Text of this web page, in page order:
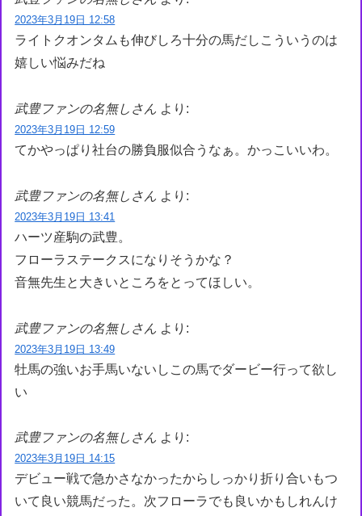
2023年3月19日 12:58
ライトクオンタムも伸びしろ十分の馬だしこういうのは
嬉しい悩みだね
武豊ファンの名無しさん より:
2023年3月19日 12:59
てかやっぱり社台の勝負服似合うなぁ。かっこいいわ。
武豊ファンの名無しさん より:
2023年3月19日 13:41
ハーツ産駒の武豊。
フローラステークスになりそうかな？
音無先生と大きいところをとってほしい。
武豊ファンの名無しさん より:
2023年3月19日 13:49
牡馬の強いお手馬いないしこの馬でダービー行って欲し
い
武豊ファンの名無しさん より:
2023年3月19日 14:15
デビュー戦で急かさなかったからしっかり折り合いもつ
いて良い競馬だった。次フローラでも良いかもしれんけ